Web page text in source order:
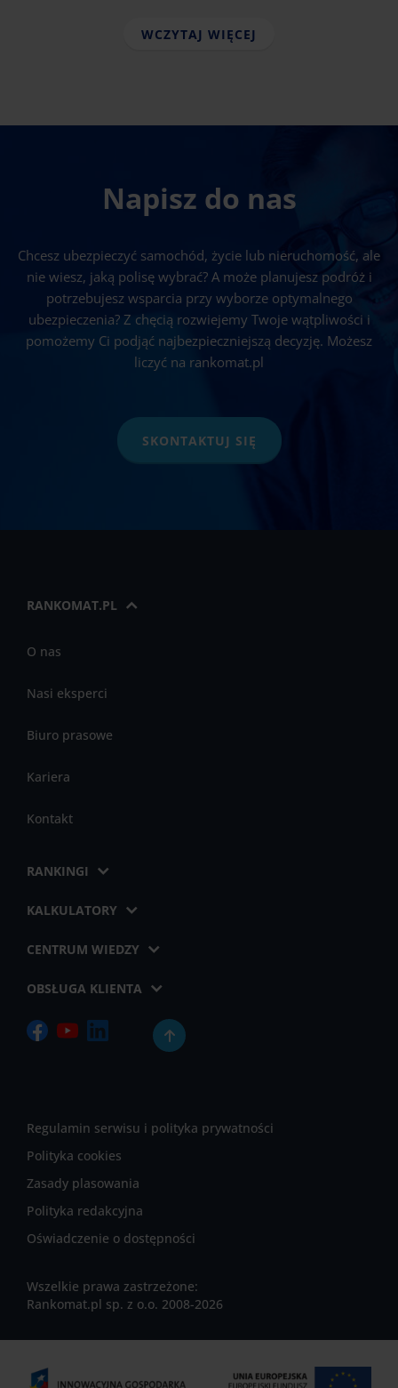
WCZYTAJ WIĘCEJ
Napisz do nas
Chcesz ubezpieczyć samochód, życie lub nieruchomość, ale
nie wiesz, jaką polisę wybrać? A może planujesz podróż i
potrzebujesz wsparcia przy wyborze optymalnego
ubezpieczenia? Z chęcią rozwiejemy Twoje wątpliwości i
pomożemy Ci podjąć najbezpieczniejszą decyzję. Możesz
liczyć na rankomat.pl
SKONTAKTUJ SIĘ
RANKOMAT.PL
O nas
Nasi eksperci
Biuro prasowe
Kariera
Kontakt
RANKINGI
KALKULATORY
CENTRUM WIEDZY
OBSŁUGA KLIENTA
Regulamin serwisu i polityka prywatności
Polityka cookies
Zasady plasowania
Polityka redakcyjna
Oświadczenie o dostępności
Wszelkie prawa zastrzeżone:
Rankomat.pl sp. z o.o. 2008-2026